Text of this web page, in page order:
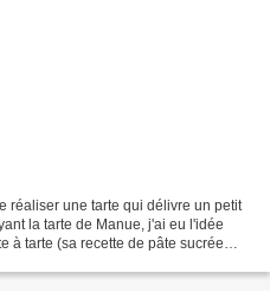
réaliser une tarte qui délivre un petit
la tarte de Manue, j'ai eu l'idée
à tarte (sa recette de pâte sucrée